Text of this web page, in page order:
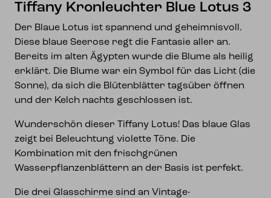
Tiffany Kronleuchter Blue Lotus 3
Der Blaue Lotus ist spannend und geheimnisvoll.
Diese blaue Seerose regt die Fantasie aller an.
Bereits im alten Ägypten wurde die Blume als heilig
erklärt. Die Blume war ein Symbol für das Licht (die
Sonne), da sich die Blütenblätter tagsüber öffnen
und der Kelch nachts geschlossen ist.
Wunderschön dieser Tiffany Lotus! Das blaue Glas
zeigt bei Beleuchtung violette Töne. Die
Kombination mit den frischgrünen
Wasserpflanzenblättern an der Basis ist perfekt.
Die drei Glasschirme sind an Vintage-